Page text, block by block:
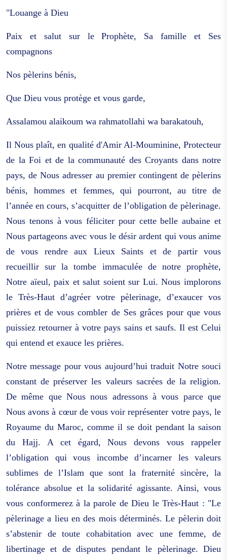
"Louange à Dieu
Paix et salut sur le Prophète, Sa famille et Ses
compagnons
Nos pèlerins bénis,
Que Dieu vous protège et vous garde,
Assalamou alaikoum wa rahmatollahi wa barakatouh,
Il Nous plaît, en qualité d'Amir Al-Mouminine, Protecteur
de la Foi et de la communauté des Croyants dans notre
pays, de Nous adresser au premier contingent de pèlerins
bénis, hommes et femmes, qui pourront, au titre de
l’année en cours, s’acquitter de l’obligation de pèlerinage.
Nous tenons à vous féliciter pour cette belle aubaine et
Nous partageons avec vous le désir ardent qui vous anime
de vous rendre aux Lieux Saints et de partir vous
recueillir sur la tombe immaculée de notre prophète,
Notre aïeul, paix et salut soient sur Lui. Nous implorons
le Très-Haut d’agréer votre pèlerinage, d’exaucer vos
prières et de vous combler de Ses grâces pour que vous
puissiez retourner à votre pays sains et saufs. Il est Celui
qui entend et exauce les prières.
Notre message pour vous aujourd’hui traduit Notre souci
constant de préserver les valeurs sacrées de la religion.
De même que Nous nous adressons à vous parce que
Nous avons à cœur de vous voir représenter votre pays, le
Royaume du Maroc, comme il se doit pendant la saison
du Hajj. A cet égard, Nous devons vous rappeler
l’obligation qui vous incombe d’incarner les valeurs
sublimes de l’Islam que sont la fraternité sincère, la
tolérance absolue et la solidarité agissante. Ainsi, vous
vous conformerez à la parole de Dieu le Très-Haut : "Le
pèlerinage a lieu en des mois déterminés. Le pèlerin doit
s’abstenir de toute cohabitation avec une femme, de
libertinage et de disputes pendant le pèlerinage. Dieu